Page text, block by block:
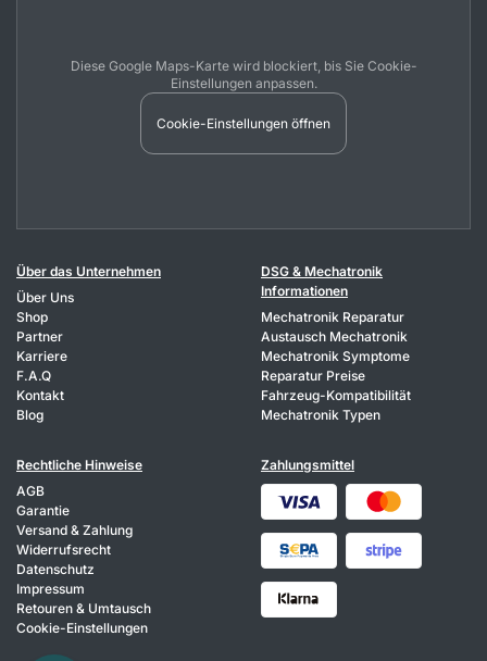
Diese Google Maps-Karte wird blockiert, bis Sie Cookie-
Einstellungen anpassen.
Cookie-Einstellungen öffnen
Über das Unternehmen
Über Uns
Shop
Partner
Karriere
F.A.Q
Kontakt
Blog
DSG & Mechatronik
Informationen
Mechatronik Reparatur
Austausch Mechatronik
Mechatronik Symptome
Reparatur Preise
Fahrzeug-Kompatibilität
Mechatronik Typen
Rechtliche Hinweise
AGB
Garantie
Versand & Zahlung
Widerrufsrecht
Datenschutz
Impressum
Retouren & Umtausch
Cookie-Einstellungen
Zahlungsmittel